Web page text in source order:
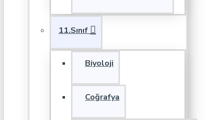
11.Sınıf
Biyoloji
Coğrafya